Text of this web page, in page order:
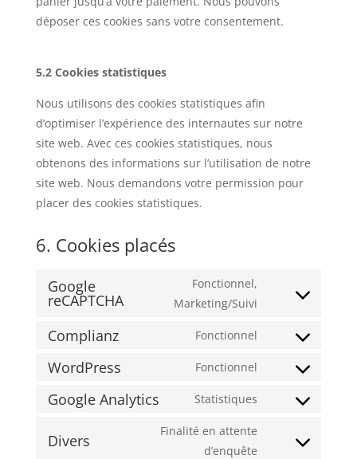
déposer ces cookies sans votre consentement.
5.2 Cookies statistiques
Nous utilisons des cookies statistiques afin
d’optimiser l’expérience des internautes sur notre
site web. Avec ces cookies statistiques, nous
obtenons des informations sur l’utilisation de notre
site web. Nous demandons votre permission pour
placer des cookies statistiques.
6. Cookies placés
Google
reCAPTCHA
Fonctionnel,
Marketing/Suivi
Consent
service
google-
Complianz Fonctionnel
Consent
complianz
WordPress Fonctionnel
Consent
wordpress
Google Analytics Statistiques
Consent
service
Divers
Finalité en attente
d’enquête
Consent